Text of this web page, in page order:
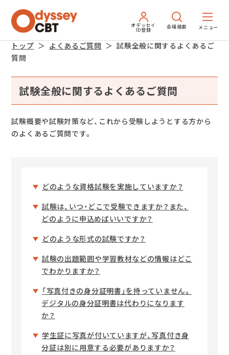
オデッセイ
ID登録 会場検索
トップ よくあるご質問
試験全般に関するよくあるご
質問
試験全般に関するよくあるご質問
試験概要や試験対策など、これから受験しようとする方から
のよくあるご質問です。
どのような資格試験を実施していますか？
試験は、いつ・どこで受験できますか？また、
どのように申込めばいいですか？
どのような形式の試験ですか？
試験の出題範囲や学習教材などの情報はどこ
でわかりますか？
「写真付きの身分証明書」を持っていません。
デジタルの身分証明書は代わりになります
か？
学生証に写真が付いていますが、写真付き身
分証は別に用意する必要がありますか？